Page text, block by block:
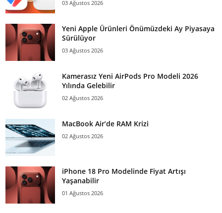
03 Ağustos 2026
Yeni Apple Ürünleri Önümüzdeki Ay Piyasaya
Sürülüyor
03 Ağustos 2026
Kamerasız Yeni AirPods Pro Modeli 2026
Yılında Gelebilir
02 Ağustos 2026
MacBook Air’de RAM Krizi
02 Ağustos 2026
iPhone 18 Pro Modelinde Fiyat Artışı
Yaşanabilir
01 Ağustos 2026